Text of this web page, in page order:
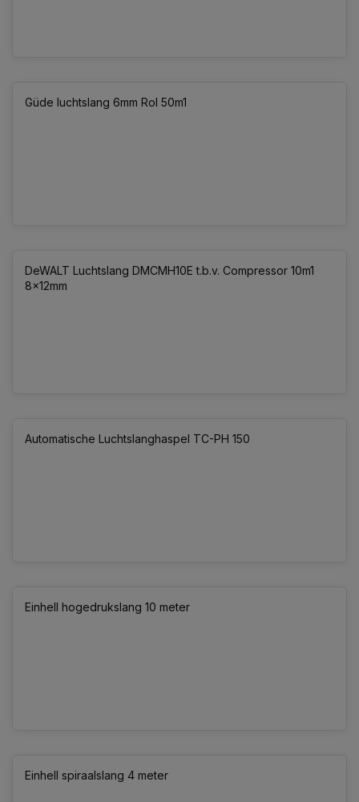
Güde luchtslang 6mm Rol 50m1
DeWALT Luchtslang DMCMH10E t.b.v. Compressor 10m1
8x12mm
Automatische Luchtslanghaspel TC-PH 150
Einhell hogedrukslang 10 meter
Einhell spiraalslang 4 meter